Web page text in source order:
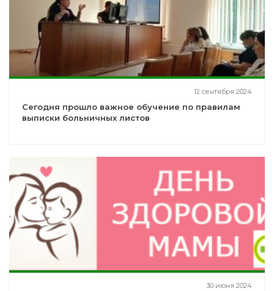
12 сентября 2024
Сегодня прошло важное обучение по правилам
выписки больничных листов
30 июня 2024